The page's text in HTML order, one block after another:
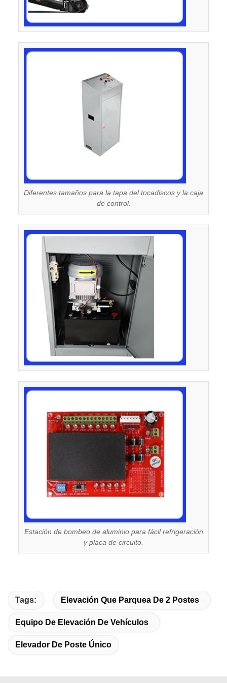
Diferentes tamaños para la tapa del tocadiscos y la caja
de control.
Estación de bombeo de aluminio para fácil refrigeración
y placa de circuito.
Tags: Elevación Que Parquea De 2 Postes
Equipo De Elevación De Vehículos
Elevador De Poste Único